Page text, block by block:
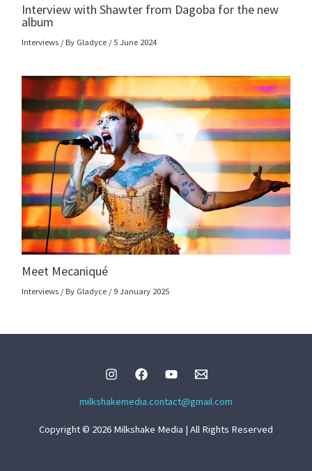
Interview with Shawter from Dagoba for the new
album
Interviews / By Gladyce /5 June 2024
Meet Mecaniqué
Interviews / By Gladyce /9 January 2025
milkshakemedia.contact@gmail.com
Copyright © 2026 Milkshake Media | All Rights Reserved